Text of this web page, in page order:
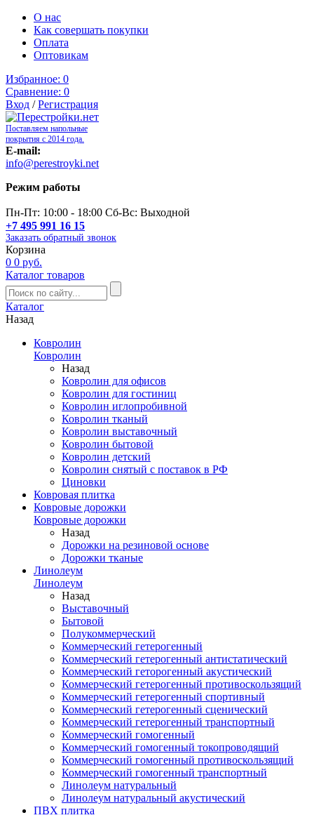
О нас
Как совершать покупки
Оплата
Оптовикам
Избранное: 0
Сравнение: 0
Вход /Регистрация
Поставляем напольные
покрытия с 2014 года.
E-mail:
info@perestroyki.net
Режим работы
Пн-Пт: 10:00 - 18:00 Сб-Вс: Выходной
+7 495 991 16 15
Заказать обратный звонок
Корзина
0 0 руб.
Каталог товаров
Каталог
Назад
Ковролин
Ковролин
Назад
Ковролин для офисов
Ковролин для гостиниц
Ковролин иглопробивной
Ковролин тканый
Ковролин выставочный
Ковролин бытовой
Ковролин детский
Ковролин снятый с поставок в РФ
Циновки
Ковровая плитка
Ковровые дорожки
Ковровые дорожки
Назад
Дорожки на резиновой основе
Дорожки тканые
Линолеум
Линолеум
Назад
Выставочный
Бытовой
Полукоммерческий
Коммерческий гетерогенный
Коммерческий гетерогенный антистатический
Коммерческий геторогенный акустический
Коммерческий гетерогенный противоскользящий
Коммерческий гетерогенный спортивный
Коммерческий гетерогенный сценический
Коммерческий гетерогенный транспортный
Коммерческий гомогенный
Коммерческий гомогенный токопроводящий
Коммерческий гомогенный противоскользящий
Коммерческий гомогенный транспортный
Линолеум натуральный
Линолеум натуральный акустический
ПВХ плитка